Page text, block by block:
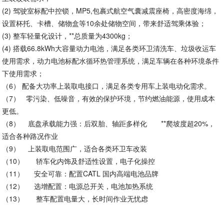
(2)驾驶室标配中控锁，MP5,包裹式航空气囊减震座椅，高密度海绵，
设置杯托、卡槽、储物盒等10余处储物空间，带来舒适驾乘体验；
(3)整车轻量化设计，**总质量为4300kg；
(4)搭载66.8kWh大容量动力电池，满足各类环卫清洗车、垃圾收运车
使用需求，动力电池标配水循环热管理系统，满足车辆在各种环境条件
下使用需求；
（6）配备大功率上装取电接口，满足各类专用车上装电动化需求。
（7）
零污染、低噪音，有效的保护环境，节约燃油能源，使用成本
更低。
（8）
底盘承载能力强：后双胎、轴距多样化 **爬坡度超20%，
适合各种路况作业
（9）
上装取电范围广，适合各类环卫车改装
（10）
轿车化内饰及舒适性设置，电子化操控
（11）
安全可靠：配置CATL 国内高端电池品牌
（12）
选增配置：电源总开关，电池加热系统
（13）
整车配置电量大，长时间作业无忧虑